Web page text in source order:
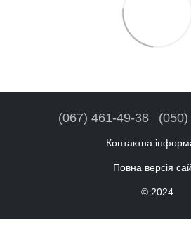
(067) 461-49-38
Контактна
Повна версія
© 2024